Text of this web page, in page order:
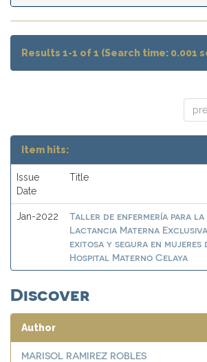
Results 1-1 of 1 (Search time: 0.001
Item hits:
Issue
Date
Title
Jan-2022
Taller de enfermería para la
Lactancia Materna
exitosa y segura en mujeres
Hospital Materno Celaya
Discover
Author
MARISOL RAMIREZ ROBLES